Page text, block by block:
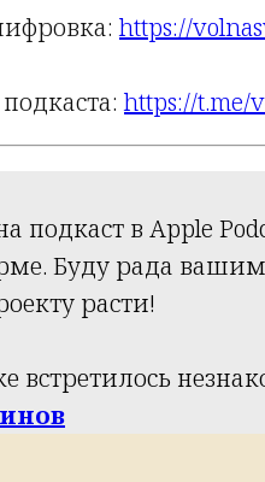
https://
https://t.me/
подкаст в Apple
Буду рада вашим
расти!
встретилось